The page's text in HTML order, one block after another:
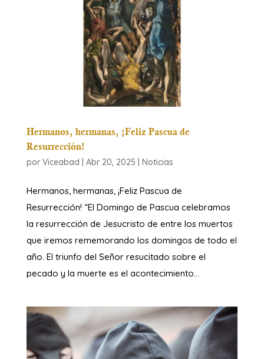
Hermanos, hermanas, ¡Feliz Pascua de
Resurrección!
por Viceabad Abr 20, 2025 Noticias
Hermanos, hermanas, ¡Feliz Pascua de
Resurrección! “El Domingo de Pascua celebramos
la resurrección de Jesucristo de entre los muertos
que iremos rememorando los domingos de todo el
año. El triunfo del Señor resucitado sobre el
pecado y la muerte es el acontecimiento...